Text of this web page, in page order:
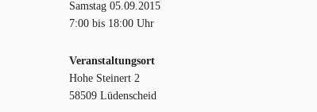
Samstag 05.09.2015
7:00 bis 18:00 Uhr
Veranstaltungsort
Hohe Steinert 2
58509 Lüdenscheid